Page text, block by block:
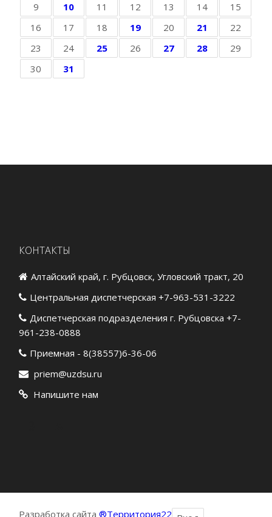
9
10 11 12 13 14
15
16
17 18 19 20 21
22
23
24 25 26 27 28
29
30
31
КОНТАКТЫ
Алтайский край, г. Рубцовск, Угловский тракт, 20
Центральная диспетчерская +7-963-531-3222
Диспетчерская подразделения г. Рубцовска +7-
961-238-0888
Приемная - 8(38557)6-36-06
priem@uzdsu.ru
Напишите нам
Разработка сайта®Территория22